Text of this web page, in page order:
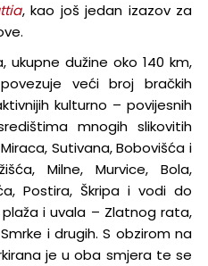
, kao još jedan izazov za
ukupne dužine oko 140 km,
veći broj bračkih
kulturno – povijesnih
mnogih slikovitih
Sutivana, Bobovišća i
Milne, Murvice, Bola,
Postira, Škripa i vodi do
i uvala – Zlatnog rata,
i drugih. S obzirom na
je u oba smjera te se